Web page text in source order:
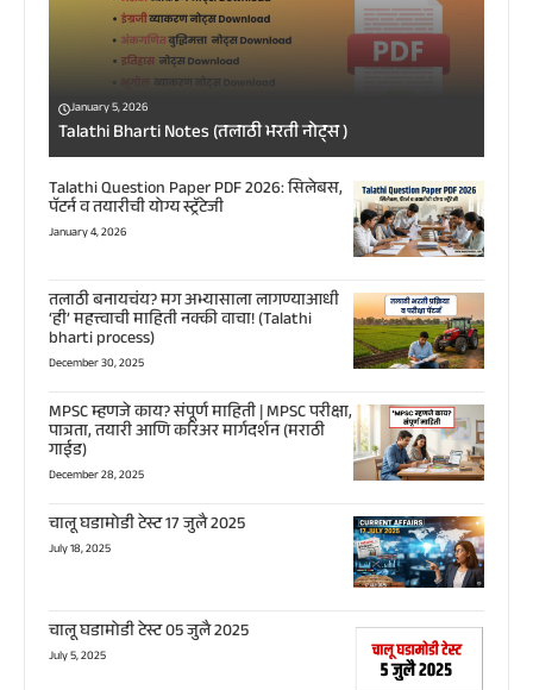
January 5, 2026
Talathi Bharti Notes (तलाठी भरती नोट्स )
Talathi Question Paper PDF 2026: सिलेबस,
पॅटर्न व तयारीची योग्य स्ट्रॅटेजी
January 4, 2026
तलाठी बनायचंय? मग अभ्यासाला लागण्याआधी
‘ही’ महत्त्वाची माहिती नक्की वाचा! (Talathi
bharti process)
December 30, 2025
MPSC म्हणजे काय? संपूर्ण माहिती | MPSC परीक्षा,
पात्रता, तयारी आणि करिअर मार्गदर्शन (मराठी
गाईड)
December 28, 2025
चालू घडामोडी टेस्ट 17 जुलै 2025
July 18, 2025
चालू घडामोडी टेस्ट 05 जुलै 2025
July 5, 2025